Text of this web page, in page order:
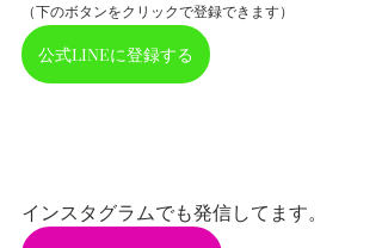
（下のボタンをクリックで登録できます）
公式LINEに登録する
インスタグラムでも発信してます。